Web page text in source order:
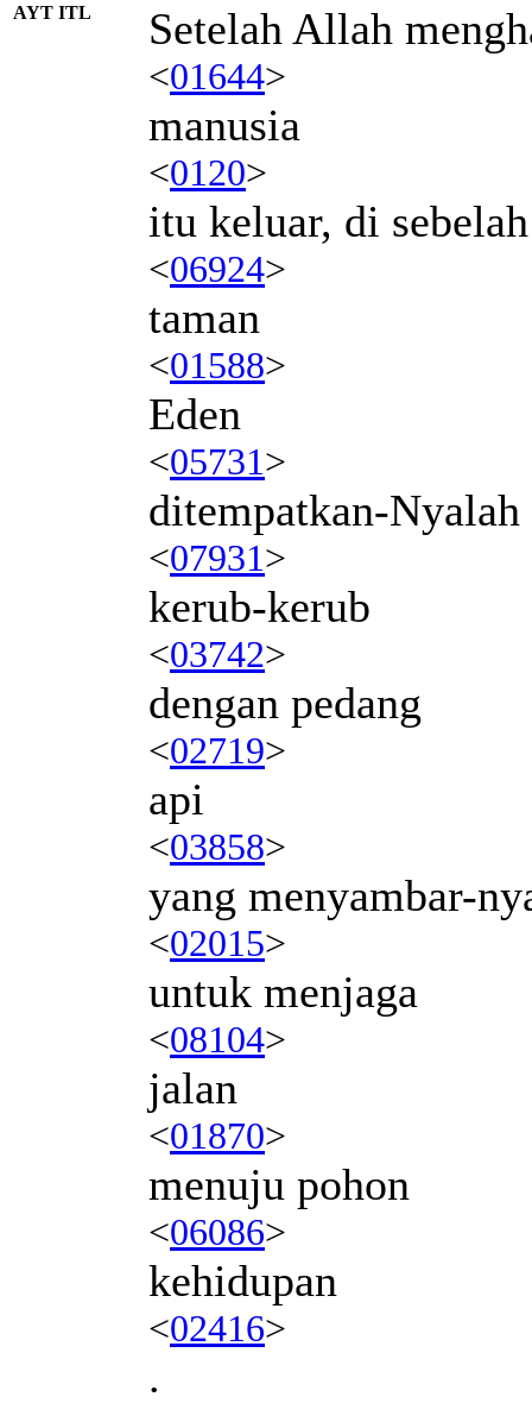
AYT ITL Setelah Allah
<01644>
manusia
<0120>
itu keluar, di
<06924>
taman
<01588>
Eden
<05731>
ditempatkan-Nyalah
<07931>
kerub-kerub
<03742>
dengan pedang
<02719>
api
<03858>
yang menyambar-
<02015>
untuk menjaga
<08104>
jalan
<01870>
menuju pohon
<06086>
kehidupan
<02416>
.